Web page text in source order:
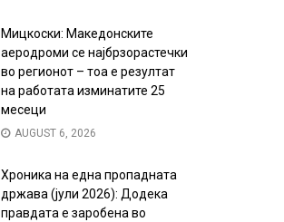
Мицкоски: Македонските
аеродроми се најбрзорастечки
во регионот – тоа е резултат
на работата изминатите 25
месеци
AUGUST 6, 2026
Хроника на една пропадната
држава (јули 2026): Додека
правдата е заробена во